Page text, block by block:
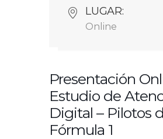
LUGAR:
Online
Presentación
Estudio de
Digital – Pilotos
Fórmula 1